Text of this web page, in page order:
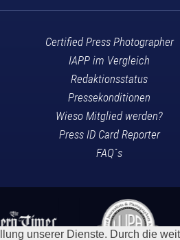
unserer Dienste. Durch die
Certified Press Photographer
IAPP im Vergleich
Redaktionsstatus
Pressekonditionen
Wieso Mitglied werden?
Press ID Card Reporter
FAQ´s